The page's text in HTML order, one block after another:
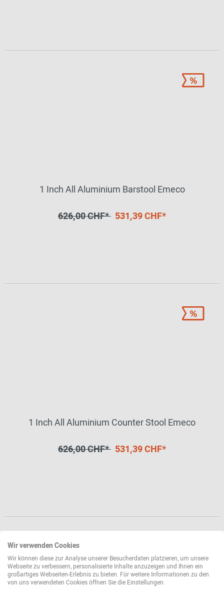
1 Inch All Aluminium Barstool Emeco
626,00 CHF* 531,39 CHF*
1 Inch All Aluminium Counter Stool Emeco
626,00 CHF* 531,39 CHF*
Wir verwenden Cookies
Wir können diese zur Analyse unserer Besucherdaten platzieren, um unsere
Webseite zu verbessern, personalisierte Inhalte anzuzeigen und Ihnen ein
großartiges Webseiten-Erlebnis zu bieten. Für weitere Informationen zu den
von uns verwendeten Cookies öffnen Sie die Einstellungen.